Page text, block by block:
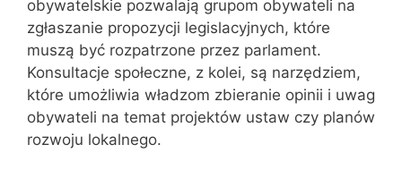
obywatelskie pozwalają grupom obywateli na
zgłaszanie propozycji legislacyjnych, które
muszą być rozpatrzone przez parlament.
Konsultacje społeczne, z kolei, są narzędziem,
które umożliwia władzom zbieranie opinii i uwag
obywateli na temat projektów ustaw czy planów
rozwoju lokalnego.